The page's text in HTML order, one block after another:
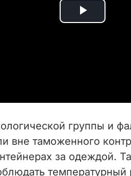
P
i
d
группы и
вне таможенного
за одеждой.